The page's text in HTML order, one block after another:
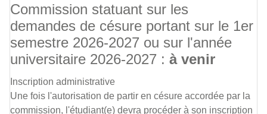
Commission statuant sur les
demandes de césure portant sur le 1er
semestre 2026-2027 ou sur l'année
universitaire 2026-2027 : à venir
Inscription administrative
Une fois l'autorisation de partir en césure accordée par la
commission, l'étudiant(e) devra procéder à son inscription